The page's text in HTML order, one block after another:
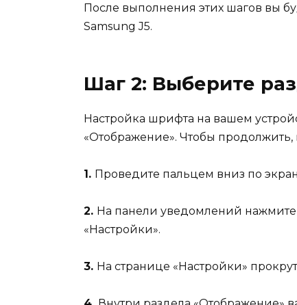
После выполнения этих шагов вы
Samsung J5.
Шаг 2: Выберите
Настройка шрифта на вашем
«Отображение». Чтобы
1. Проведите пальцем вниз по
2. На панели уведомлений нажмите
«Настройки».
3. На странице «Настройки»